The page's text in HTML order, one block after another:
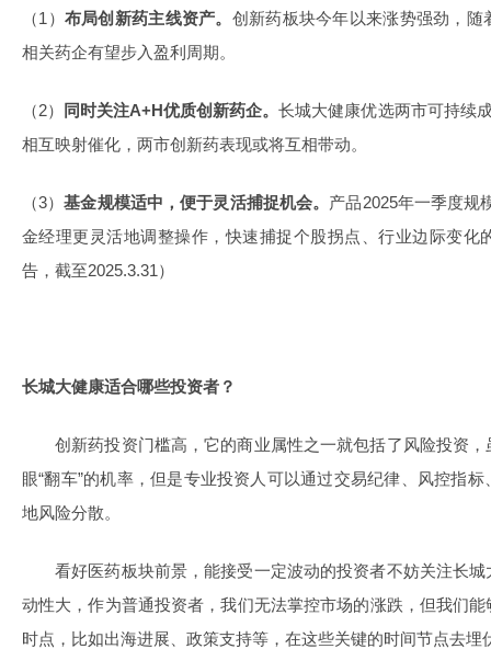
（1） 布局创新药主线资产。 创新药板块今年以来涨势强劲，
相关药企有望步入盈利周期。
（2） 同时关注A+H优质创新药企。长城大健康优选两市可持续
相互映射催化，两市创新药表现或将互相带动。
（3）基金规模适中，便于灵活捕捉机会。 产品2025年一季度规
金经理更灵活地调整操作，快速捕捉个股拐点、行业边际变化
告，截至2025.3.31）
长城大健康适合哪些投资者？
创新药投资门槛高，它的商业属性之一就包括了风险投资
眼“翻车”的机率，但是专业投资人可以通过交易纪律、风控指
地风险分散。
看好医药板块前景，能接受一定波动的投资者不妨关注长
动性大，作为普通投资者，我们无法掌控市场的涨跌，但我们
时点，比如出海进展、政策支持等，在这些关键的时间节点去埋